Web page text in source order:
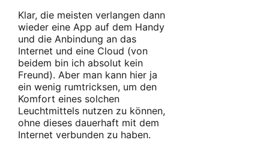
Klar, die meisten verlangen dann
wieder eine App auf dem Handy
und die Anbindung an das
Internet und eine Cloud (von
beidem bin ich absolut kein
Freund). Aber man kann hier ja
ein wenig rumtricksen, um den
Komfort eines solchen
Leuchtmittels nutzen zu können,
ohne dieses dauerhaft mit dem
Internet verbunden zu haben.